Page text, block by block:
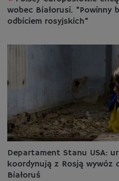
wobec Białorusi. "Powinny
odbiciem rosyjskich"
Departament Stanu USA:
koordynują z Rosją wywóz
Białoruś